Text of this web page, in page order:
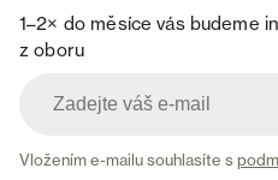
1–2× do měsíce vás budeme
z oboru
Vložením e-mailu souhlasíte s